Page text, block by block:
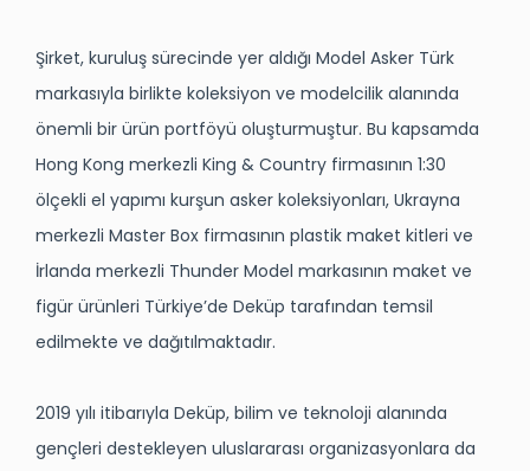
Şirket, kuruluş sürecinde yer aldığı Model Asker Türk
markasıyla birlikte koleksiyon ve modelcilik alanında
önemli bir ürün portföyü oluşturmuştur. Bu kapsamda
Hong Kong merkezli King & Country firmasının 1:30
ölçekli el yapımı kurşun asker koleksiyonları, Ukrayna
merkezli Master Box firmasının plastik maket kitleri ve
İrlanda merkezli Thunder Model markasının maket ve
figür ürünleri Türkiye’de Deküp tarafından temsil
edilmekte ve dağıtılmaktadır.
2019 yılı itibarıyla Deküp, bilim ve teknoloji alanında
gençleri destekleyen uluslararası organizasyonlara da